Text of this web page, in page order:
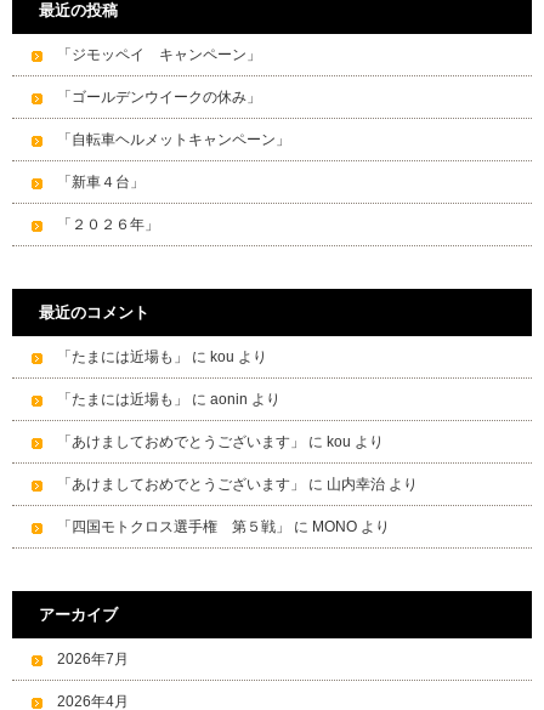
最近の投稿
「ジモッペイ キャンペーン」
「ゴールデンウイークの休み」
「自転車ヘルメットキャンペーン」
「新車４台」
「２０２６年」
最近のコメント
「たまには近場も」 に kou より
「たまには近場も」 に aonin より
「あけましておめでとうございます」 に kou より
「あけましておめでとうございます」 に 山内幸治 より
「四国モトクロス選手権 第５戦」 に MONO より
アーカイブ
2026年7月
2026年4月